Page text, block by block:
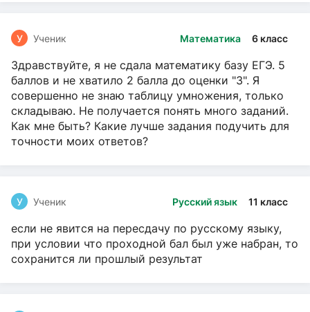
Математика 6 класс
У Ученик
Здравствуйте, я не сдала математику базу ЕГЭ. 5
баллов и не хватило 2 балла до оценки "3". Я
совершенно не знаю таблицу умножения, только
складываю. Не получается понять много заданий.
Как мне быть? Какие лучше задания подучить для
точности моих ответов?
Русский язык 11 класс
У Ученик
если не явится на пересдачу по русскому языку,
при условии что проходной бал был уже набран, то
сохранится ли прошлый результат